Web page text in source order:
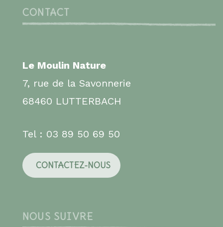
CONTACT
Le Moulin Nature
7, rue de la Savonnerie
68460 LUTTERBACH
Tel : 03 89 50 69 50
CONTACTEZ-NOUS
NOUS SUIVRE